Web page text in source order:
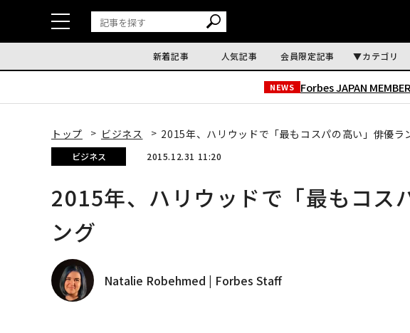
新着記事 人気記事 会員限定記事 カテゴリ
NEWS Forbes JAPAN
トップ ビジネス 2015年、ハリウッドで「最もコスパの高い」俳優ラ
ビジネス 2015.12.31 11:20
2015年、ハリウッドで「最もコス
ング
Natalie Robehmed | Forbes Staff